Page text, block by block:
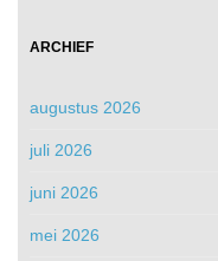
ARCHIEF
augustus 2026
juli 2026
juni 2026
mei 2026